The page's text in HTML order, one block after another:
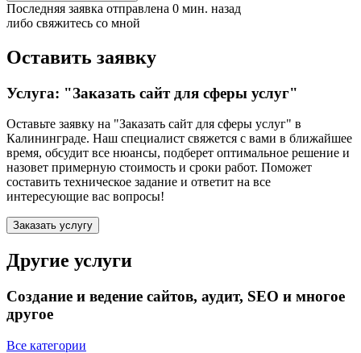
Последняя заявка отправлена 0 мин. назад
либо свяжитесь со мной
Оставить заявку
Услуга: "Заказать сайт для сферы услуг"
Оставьте заявку на "Заказать сайт для сферы услуг" в
Калининграде. Наш специалист свяжется с вами в ближайшее
время, обсудит все нюансы, подберет оптимальное решение и
назовет примерную стоимость и сроки работ. Поможет
составить техническое задание и ответит на все
интересующие вас вопросы!
Заказать услугу
Другие услуги
Создание и ведение сайтов, аудит, SEO и многое
другое
Все категории